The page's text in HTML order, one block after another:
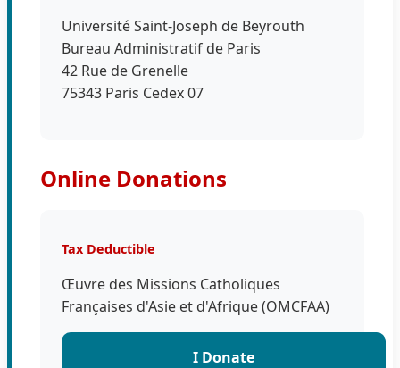
Université Saint-Joseph de Beyrouth
Bureau Administratif de Paris
42 Rue de Grenelle
75343 Paris Cedex 07
Online Donations
Tax Deductible
Œuvre des Missions Catholiques
Françaises d'Asie et d'Afrique (OMCFAA)
I Donate